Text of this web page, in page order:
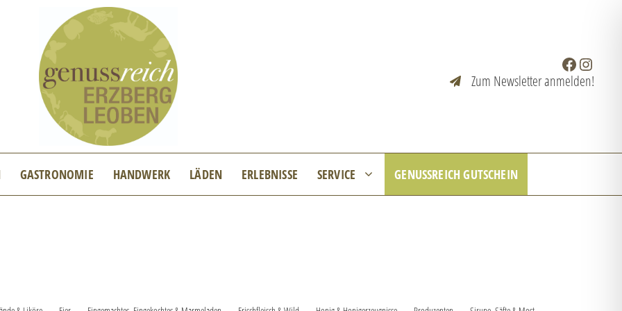
Facebook
Zum Newsletter anmelden!
GASTRONOMIE HANDWERK LÄDEN ERLEBNISSE SERVICE GENUSSREICH GUTSCHEIN